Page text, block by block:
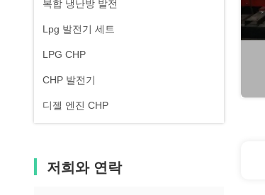
복합 냉난방 발전
Lpg 발전기 세트
LPG CHP
CHP 발전기
디젤 엔진 CHP
저희와 연락